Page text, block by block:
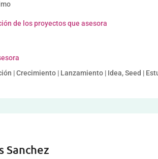
de los proyectos que asesora
| Crecimiento | Lanzamiento | Idea, Seed |
Sanchez